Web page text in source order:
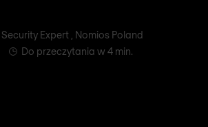
, Security Expert , Nomios Poland
Do przeczytania w 4 min.